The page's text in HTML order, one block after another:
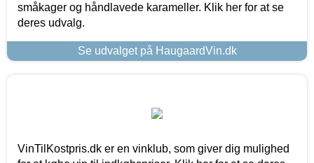
småkager og håndlavede karameller. Klik her for at se
deres udvalg.
Se udvalget på HaugaardVin.dk
VinTilKostpris.dk er en vinklub, som giver dig mulighed